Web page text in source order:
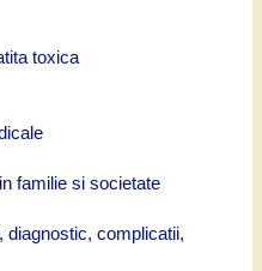
toxica
familie si societate
diagnostic, complicatii,